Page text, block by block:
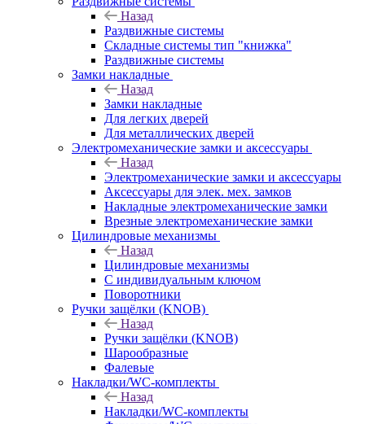
Назад
Раздвижные системы
Складные системы тип "книжка"
Раздвижные системы
Замки накладные
Назад
Замки накладные
Для легких дверей
Для металлических дверей
Электромеханические замки и аксессуары
Назад
Электромеханические замки и аксессуары
Аксессуары для элек. мех. замков
Накладные электромеханические замки
Врезные электромеханические замки
Цилиндровые механизмы
Назад
Цилиндровые механизмы
С индивидуальным ключом
Поворотники
Ручки защёлки (KNOB)
Назад
Ручки защёлки (KNOB)
Шарообразные
Фалевые
Накладки/WC-комплекты
Назад
Накладки/WC-комплекты